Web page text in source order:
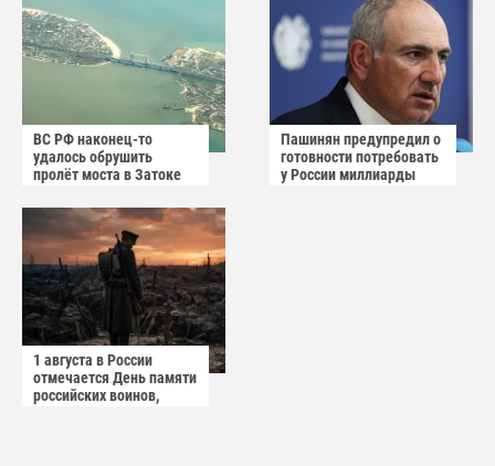
ВС РФ наконец-то
удалось обрушить
пролёт моста в Затоке
Пашинян предупредил о
готовности потребовать
у России миллиарды
1 августа в России
отмечается День памяти
российских воинов,